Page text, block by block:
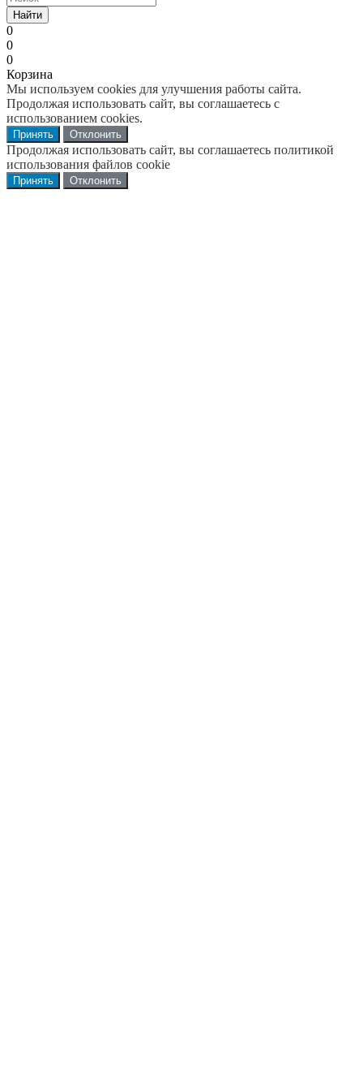
Найти
0
0
0
Корзина
Мы используем cookies для улучшения работы сайта.
Продолжая использовать сайт, вы соглашаетесь с
использованием cookies.
Принять Отклонить
Продолжая использовать сайт, вы соглашаетесь политикой
использования файлов cookie
Принять Отклонить